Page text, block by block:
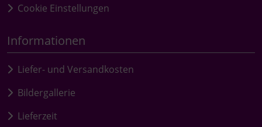
Cookie Einstellungen
Informationen
Liefer- und Versandkosten
Bildergallerie
Lieferzeit